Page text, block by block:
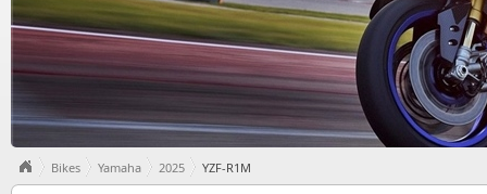
Bikes Yamaha 2025 YZF-R1M